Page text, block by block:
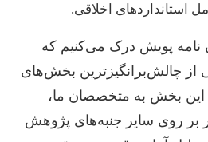
استانداردهای اخلاقی.
نامه پویش درک می‌کنیم که
از چالش‌برانگیزترین بخش‌های
این بخش به متخصصان ما،
بر روی سایر جنبه‌های پژوهش